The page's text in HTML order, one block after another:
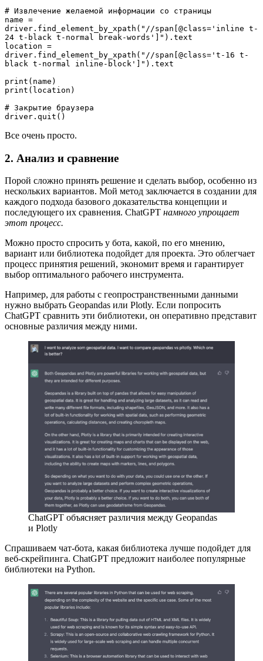
# Извлечение желаемой информации со страницы
name =
driver.find_element_by_xpath("//span[@class='inline t-
24 t-black t-normal break-words']").text
location =
driver.find_element_by_xpath("//span[@class='t-16 t-
black t-normal inline-block']").text
print(name)
print(location)
# Закрытие браузера
driver.quit()
Все очень просто.
2. Анализ и сравнение
Порой сложно принять решение и сделать выбор, особенно из
нескольких вариантов. Мой метод заключается в создании для
каждого подхода базового доказательства концепции и
последующего их сравнения. ChatGPT намного упрощает
этот процесс.
Можно просто спросить у бота, какой, по его мнению,
вариант или библиотека подойдет для проекта. Это облегчает
процесс принятия решений, экономит время и гарантирует
выбор оптимального рабочего инструмента.
Например, для работы с геопространственными данными
нужно выбрать Geopandas или Plotly. Если попросить
ChatGPT сравнить эти библиотеки, он оперативно представит
основные различия между ними.
ChatGPT объясняет различия между Geopandas
и Plotly
Спрашиваем чат-бота, какая библиотека лучше подойдет для
веб-скрейпинга. ChatGPT предложит наиболее популярные
библиотеки на Python.